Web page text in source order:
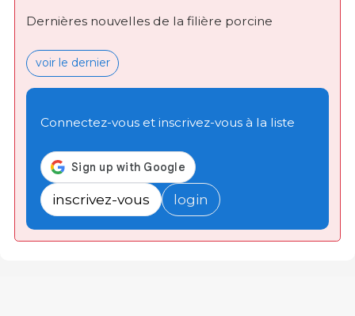
Dernières nouvelles de la filière porcine
voir le dernier
Connectez-vous et inscrivez-vous à la liste
inscrivez-vous login